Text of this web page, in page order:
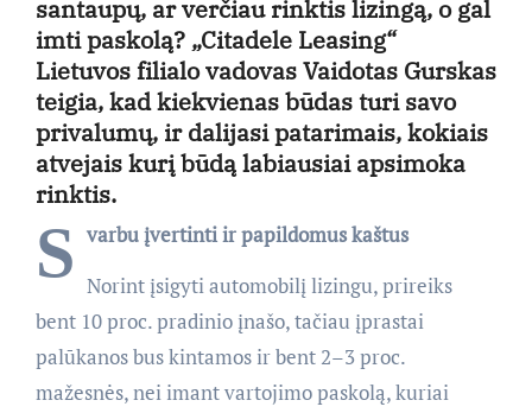
santaupų, ar verčiau rinktis lizingą, o gal
imti paskolą? „Citadele Leasing“
Lietuvos filialo vadovas Vaidotas Gurskas
teigia, kad kiekvienas būdas turi savo
privalumų, ir dalijasi patarimais, kokiais
atvejais kurį būdą labiausiai apsimoka
rinktis.
S varbu įvertinti ir papildomus kaštus
Norint įsigyti automobilį lizingu, prireiks
bent 10 proc. pradinio įnašo, tačiau įprastai
palūkanos bus kintamos ir bent 2–3 proc.
mažesnės, nei imant vartojimo paskolą, kuriai